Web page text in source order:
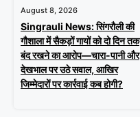
August 8, 2026
Singrauli News: सिंगरौली की
गौशाला में सैकड़ों गायों को दो दिन तक
बंद रखने का आरोप—चारा-पानी और
देखभाल पर उठे सवाल, आखिर
जिम्मेदारों पर कार्रवाई कब होगी?